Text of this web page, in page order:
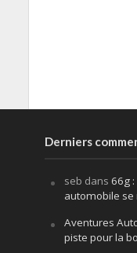
Derniers
seb dans 66g
automobile se
Aventures
piste pour la